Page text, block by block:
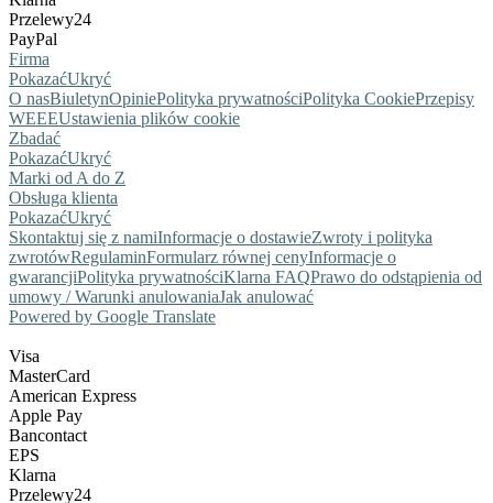
Przelewy24
PayPal
Firma
PokazaćUkryć
O nasBiuletynOpiniePolityka prywatnościPolityka CookiePrzepisy
WEEEUstawienia plików cookie
Zbadać
PokazaćUkryć
Marki od A do Z
Obsługa klienta
PokazaćUkryć
Skontaktuj się z namiInformacje o dostawieZwroty i polityka
zwrotówRegulaminFormularz równej cenyInformacje o
gwarancjiPolityka prywatnościKlarna FAQPrawo do odstąpienia od
umowy / Warunki anulowaniaJak anulować
Powered by Google Translate
Visa
MasterCard
American Express
Apple Pay
Bancontact
EPS
Klarna
Przelewy24